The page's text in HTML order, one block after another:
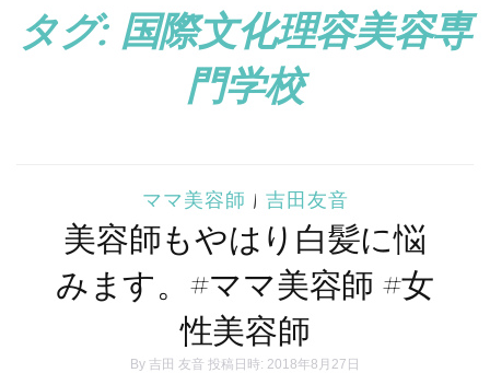
タグ: 国際文化理容美容専
門学校
ママ美容師 | 吉田友音
美容師もやはり白髪に悩
みます。#ママ美容師 #女
性美容師
By 吉田 友音 投稿日時: 2018年8月27日